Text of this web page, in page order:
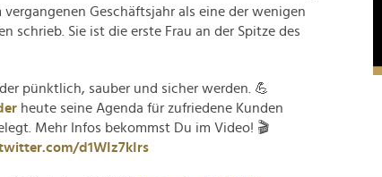
vergangenen Geschäftsjahr als eine der wenigen
schrieb. Sie ist die erste Frau an der Spitze des
pünktlich, sauber und sicher werden. 💪
heute seine Agenda für zufriedene Kunden
Mehr Infos bekommst Du im Video! 🎬
d1WIz7kIrs